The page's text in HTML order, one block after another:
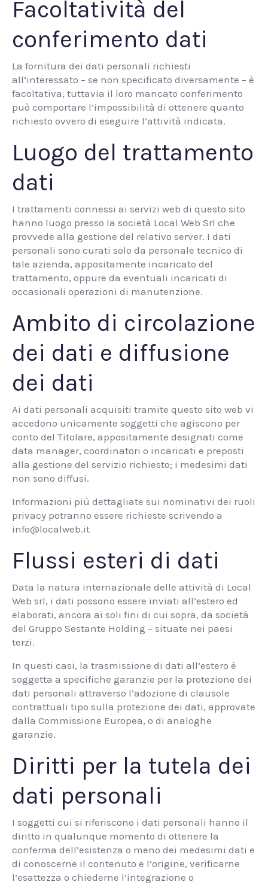
Facoltatività del
conferimento dati
La fornitura dei dati personali richiesti
all’interessato – se non specificato diversamente – è
facoltativa, tuttavia il loro mancato conferimento
può comportare l’impossibilità di ottenere quanto
richiesto ovvero di eseguire l’attività indicata.
Luogo del trattamento
dati
I trattamenti connessi ai servizi web di questo sito
hanno luogo presso la società Local Web Srl che
provvede alla gestione del relativo server. I dati
personali sono curati solo da personale tecnico di
tale azienda, appositamente incaricato del
trattamento, oppure da eventuali incaricati di
occasionali operazioni di manutenzione.
Ambito di circolazione
dei dati e diffusione
dei dati
Ai dati personali acquisiti tramite questo sito web vi
accedono unicamente soggetti che agiscono per
conto del Titolare, appositamente designati come
data manager, coordinatori o incaricati e preposti
alla gestione del servizio richiesto; i medesimi dati
non sono diffusi.
Informazioni più dettagliate sui nominativi dei ruoli
privacy potranno essere richieste scrivendo a
info@localweb.it
Flussi esteri di dati
Data la natura internazionale delle attività di Local
Web srl, i dati possono essere inviati all’estero ed
elaborati, ancora ai soli fini di cui sopra, da società
del Gruppo Sestante Holding – situate nei paesi
terzi.
In questi casi, la trasmissione di dati all’estero è
soggetta a specifiche garanzie per la protezione dei
dati personali attraverso l’adozione di clausole
contrattuali tipo sulla protezione dei dati, approvate
dalla Commissione Europea, o di analoghe
garanzie.
Diritti per la tutela dei
dati personali
I soggetti cui si riferiscono i dati personali hanno il
diritto in qualunque momento di ottenere la
conferma dell’esistenza o meno dei medesimi dati e
di conoscerne il contenuto e l’origine, verificarne
l’esattezza o chiederne l’integrazione o